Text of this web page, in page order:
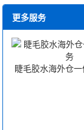
更多服务
睫毛胶水海外仓